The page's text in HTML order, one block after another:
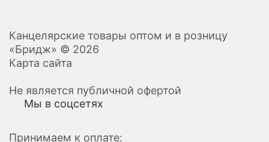
Канцелярские товары оптом и в розницу
«Бридж» © 2026
Карта сайта
Не является публичной офертой
Мы в соцсетях
Принимаем к оплате: